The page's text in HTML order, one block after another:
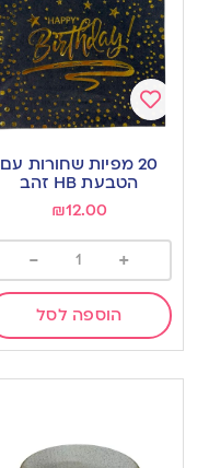
Add
to
wishlist
20 מפיות שחורות עם
הטבעת HB זהב
₪12.00
+
-
הוספה לסל